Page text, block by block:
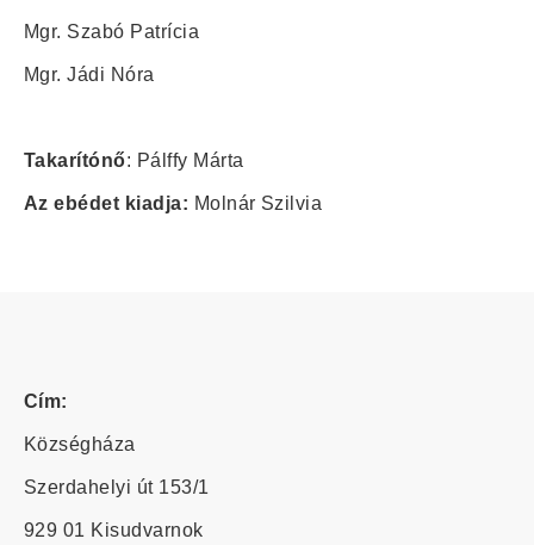
Mgr. Szabó Patrícia
Mgr. Jádi Nóra
Takarítónő: Pálffy Márta
Az ebédet kiadja: Molnár Szilvia
Cím:
Községháza
Szerdahelyi út 153/1
929 01 Kisudvarnok